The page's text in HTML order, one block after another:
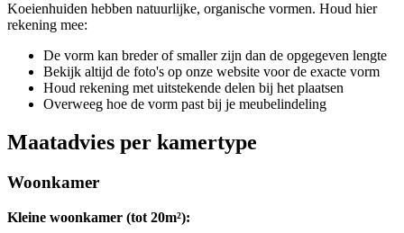
Koeienhuiden hebben natuurlijke, organische vormen. Houd hier
rekening mee:
De vorm kan breder of smaller zijn dan de opgegeven lengte
Bekijk altijd de foto's op onze website voor de exacte vorm
Houd rekening met uitstekende delen bij het plaatsen
Overweeg hoe de vorm past bij je meubelindeling
Maatadvies per kamertype
Woonkamer
Kleine woonkamer (tot 20m²):